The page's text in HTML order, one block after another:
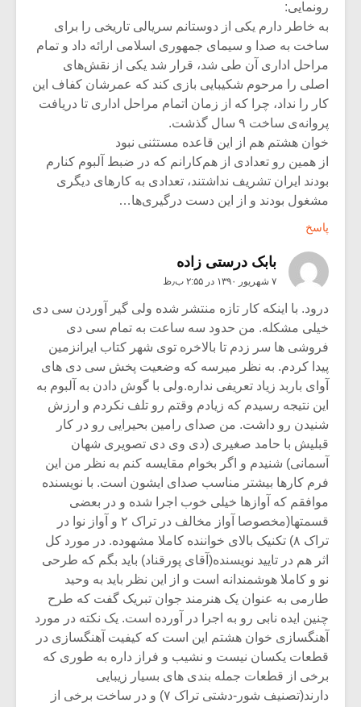
رونمایی:
به خاطر دارم یکی از دوستانم سریالی تاریخی را برای
ساخت به صدا و سیمای جمهوری اسلامی ارائه داد و تمام
مراحل اداری آن طی شد، قرار شد یکی از نقش‌های
اصلی را مرحوم شکیبایی بازی کند که عمرشان کفاف این
کار را نداد، چرا که از زمان اتمام مراحل اداری تا دریافت
پروانه‌ی ساخت ۹ سال گذشت.
خوان هشتم هم از این قاعده مستثنی نبود
از همین رو تعدادی از هم‌کارانم که در ضبط آلبوم کنارم
بودند ایران تشریف نداشتند، تعدادی به کارهای دیگری
مشغول بودند و از این دست درگیری‌ها…
پاسخ
بابک درستی زاده
۷ شهریور ۱۳۹۰ در ۲:۵۵ ب٫ظ
درود. با اینکه کار تازه منتشر شده ولی گیر آوردن سی دی
خیلی مشکله. من حدود سه ساعت به تمام سی دی
فروشی ها سر زدم تا بالاخره توی شهر کتاب ایرانزمین
پیدا کردم. به نظر میرسه که وضعیت پخش سی دی های
آوای باربد زیاد تعریفی نداره.ولی با گوش دادن به آلبوم به
این نتیجه رسیدم که زیادم وقتم رو تلف نکردم و ارزش
شنیدن رو داشت. من صدای رامین بحیرایی رو در کار
قبلیش با حامد صغیری (دی وی دی تصویری شهان
آسمانی) شنیدم و اگر بخوام مقایسه کنم به نظر من این
فرم کارها بیشتر مناسب صدای ایشون است. با نویسنده
موافقم که آوازها خیلی خوب اجرا شده و در بعضی
قسمتها(مخصوصا آواز مخالف در تراک ۲ و آواز نوا در
تراک ۸) تکنیک بالای خواننده کاملا مشهوده. در مورد کل
اثر هم در تایید نویسنده(آقای پورقناد) باید بگم که طرحی
نو و کاملا هوشمندانه است و از این نظر باید به وحید
طارمی به عنوان یک هنرمند جوان تبریک گفت که طرح
چنین ایده نابی رو به اجرا در آورده است. یک نکته در مورد
آهنگسازی خوان هشتم این است که کیفیت آهنگسازی در
قطعات یکسان نیست و نشیب و فراز داره به طوری که
برخی از قطعات جمله بندی های بسیار زیبایی
دارند(تصنیف شور-دشتی تراک ۷) و در ساخت برخی از